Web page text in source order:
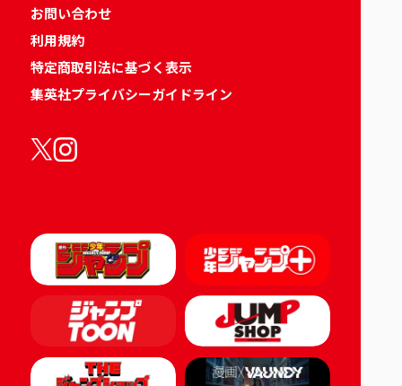
お問い合わせ
利用規約
特定商取引法に基づく表示
集英社プライバシーガイドライン